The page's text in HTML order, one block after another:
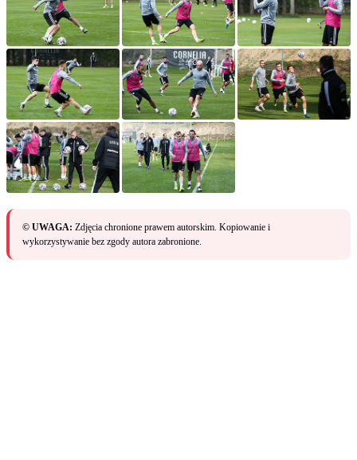
© UWAGA: Zdjęcia chronione prawem autorskim. Kopiowanie i
wykorzystywanie bez zgody autora zabronione.